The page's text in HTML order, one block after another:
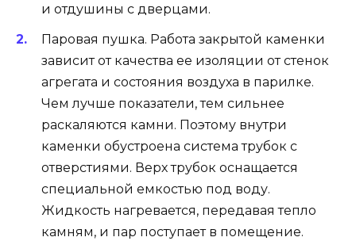
и отдушины с дверцами.
Паровая пушка. Работа закрытой каменки
зависит от качества ее изоляции от стенок
агрегата и состояния воздуха в парилке.
Чем лучше показатели, тем сильнее
раскаляются камни. Поэтому внутри
каменки обустроена система трубок с
отверстиями. Верх трубок оснащается
специальной емкостью под воду.
Жидкость нагревается, передавая тепло
камням, и пар поступает в помещение.